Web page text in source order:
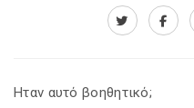
Ηταν αυτό βοηθητικό;